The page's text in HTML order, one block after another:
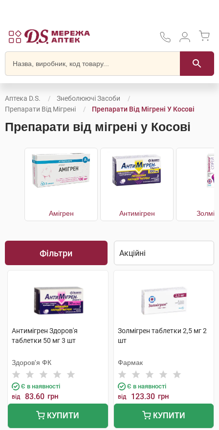
Аптека D.S.
Знеболюючі Засоби
Препарати Від Мігрені
Препарати Від Мігрені У Косові
Препарати від мігрені у Косові
Амігрен Антимігрен
Фільтри
Антимігрен Здоров'я
таблетки 50 мг 3 шт
Здоров'я ФК
Є в наявності
від 83.60 грн
КУПИТИ
Золмігрен таблетки 2,5 мг 2
шт
Фармак
Є в наявності
від 123.30 грн
КУПИТИ